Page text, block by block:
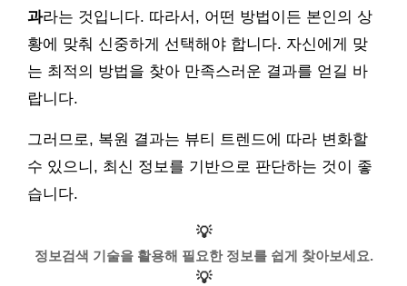
과라는 것입니다. 따라서, 어떤 방법이든 본인의 상
황에 맞춰 신중하게 선택해야 합니다. 자신에게 맞
는 최적의 방법을 찾아 만족스러운 결과를 얻길 바
랍니다.
그러므로, 복원 결과는 뷰티 트렌드에 따라 변화할
수 있으니, 최신 정보를 기반으로 판단하는 것이 좋
습니다.
💡
정보검색 기술을 활용해 필요한 정보를 쉽게 찾아보세요.
💡